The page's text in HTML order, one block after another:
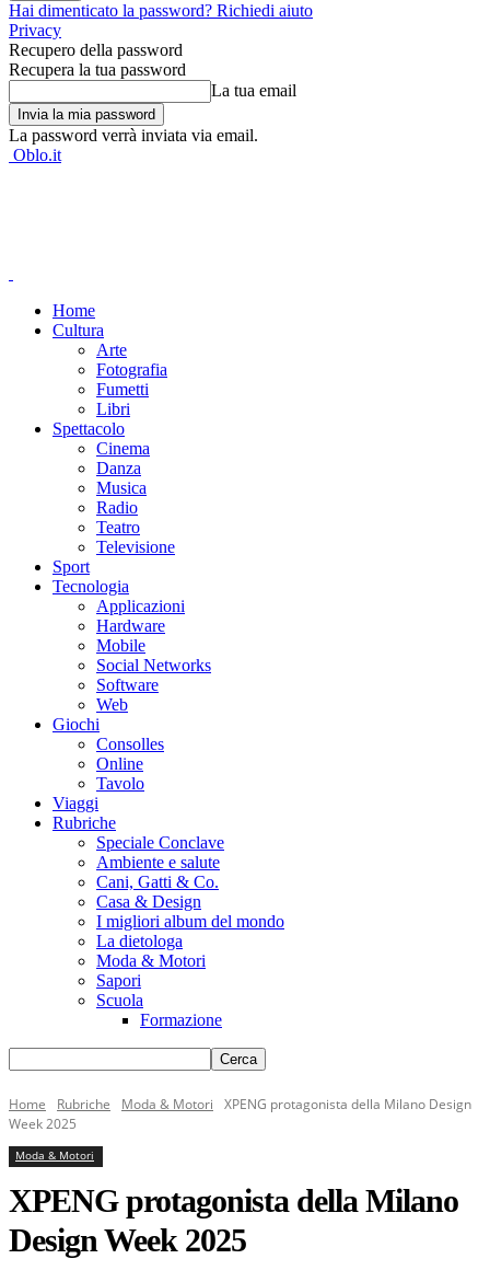
Hai dimenticato la password? Richiedi aiuto
Privacy
Recupero della password
Recupera la tua password
La tua email
La password verrà inviata via email.
Oblo.it
Home
Cultura
Arte
Fotografia
Fumetti
Libri
Spettacolo
Cinema
Danza
Musica
Radio
Teatro
Televisione
Sport
Tecnologia
Applicazioni
Hardware
Mobile
Social Networks
Software
Web
Giochi
Consolles
Online
Tavolo
Viaggi
Rubriche
Speciale Conclave
Ambiente e salute
Cani, Gatti & Co.
Casa & Design
I migliori album del mondo
La dietologa
Moda & Motori
Sapori
Scuola
Formazione
Home Rubriche Moda & Motori
XPENG protagonista della Milano Design
Week 2025
Moda & Motori
XPENG protagonista della Milano
Design Week 2025